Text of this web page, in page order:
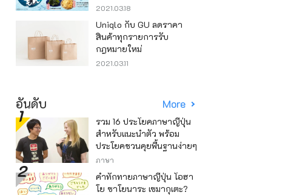
2021.03.18
Uniqlo กับ GU ลดราคา
สินค้าทุกรายการรับ
กฎหมายใหม่
2021.03.11
อันดับ More
รวม 16 ประโยคภาษาญี่ปุ่น
สำหรับแนะนำตัว พร้อม
ประโยคชวนคุยพื้นฐานง่ายๆ
ภาษา
คำทักทายภาษาญี่ปุ่น โอฮา
โย ซาโยนาระ เซมากุเตะ?